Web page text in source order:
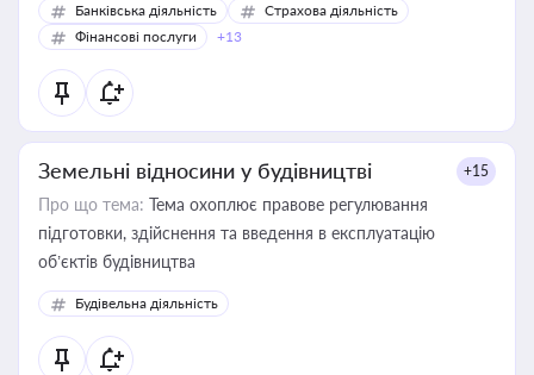
Банківська діяльність
Страхова діяльність
Фінансові послуги
+13
Земельні відносини у будівництві +15
Про що тема: Тема охоплює правове регулювання
підготовки, здійснення та введення в експлуатацію
об’єктів будівництва
Будівельна діяльність